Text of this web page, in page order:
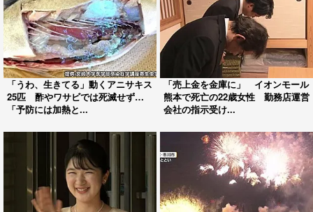
「うわ、生きてる」動くアニサキス
25匹 酢やワサビでは死滅せず…
「予防には加熱と...
「売上金を金庫に」 イオンモール
熊本で死亡の22歳女性 勤務店運営
会社の指示受け...